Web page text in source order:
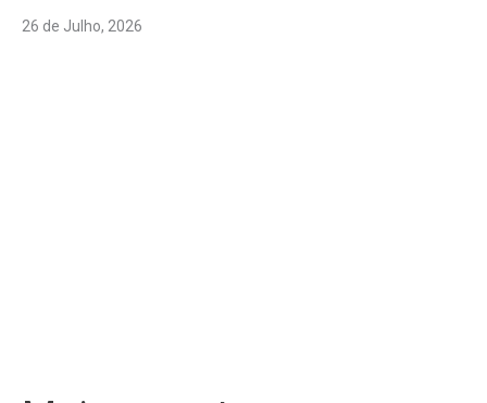
26 de Julho, 2026